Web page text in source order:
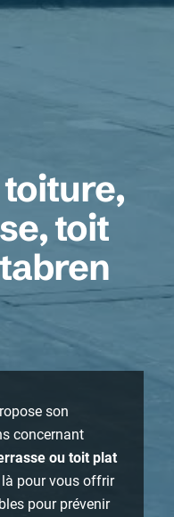
toit
son
concernant
ou toit plat
pour vous offrir
pour prévenir